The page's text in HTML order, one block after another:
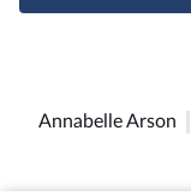
Annabelle Arson